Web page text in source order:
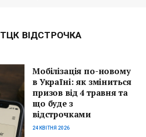
ТЦК ВІДСТРОЧКА
Мобілізація по-новому
в Україні: як зміниться
призов від 4 травня та
що буде з
відстрочками
24 КВІТНЯ 2026